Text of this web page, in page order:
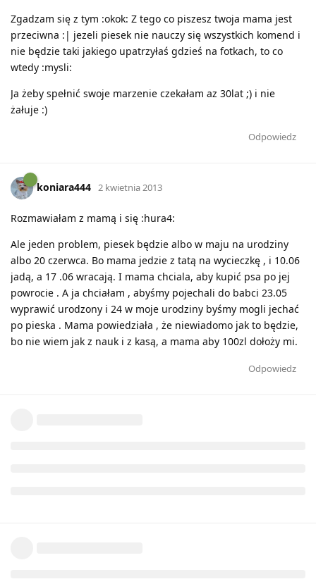
Zgadzam się z tym :okok: Z tego co piszesz twoja mama jest
przeciwna :| jezeli piesek nie nauczy się wszystkich komend i
nie będzie taki jakiego upatrzyłaś gdzieś na fotkach, to co
wtedy :mysli:
Ja żeby spełnić swoje marzenie czekałam az 30lat ;) i nie
żałuje :)
Odpowiedz
koniara444 2 kwietnia 2013
Rozmawiałam z mamą i się :hura4:
Ale jeden problem, piesek będzie albo w maju na urodziny
albo 20 czerwca. Bo mama jedzie z tatą na wycieczkę , i 10.06
jadą, a 17 .06 wracają. I mama chciala, aby kupić psa po jej
powrocie . A ja chciałam , abyśmy pojechali do babci 23.05
wyprawić urodzony i 24 w moje urodziny byśmy mogli jechać
po pieska . Mama powiedziała , że niewiadomo jak to będzie,
bo nie wiem jak z nauk i z kasą, a mama aby 100zl dołoży mi.
Odpowiedz